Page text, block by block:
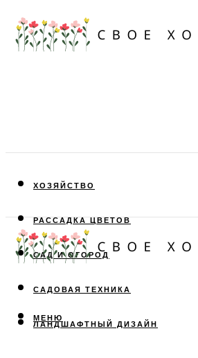
ХОЗЯЙСТВО
РАССАДКА ЦВЕТОВ
САД И ОГОРОД
САДОВАЯ ТЕХНИКА
ЛАНДШАФТНЫЙ ДИЗАЙН
МЕНЮ